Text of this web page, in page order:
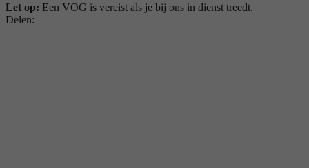
Let op: Een VOG is vereist als je bij ons in dienst treedt.
Delen: